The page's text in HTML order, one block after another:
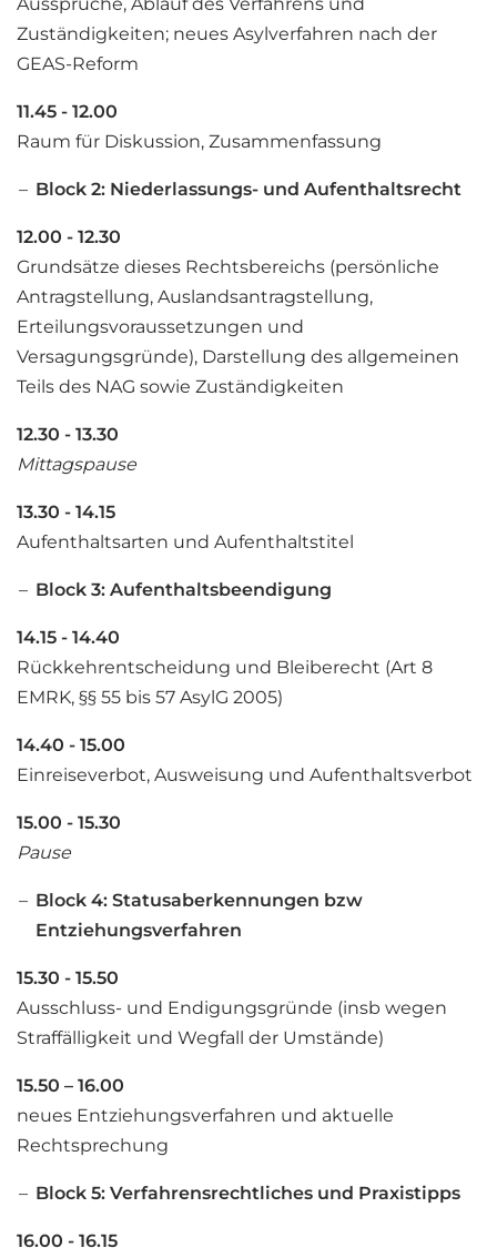
Zuständigkeiten; neues Asylverfahren nach der
GEAS-Reform
11.45 - 12.00
Raum für Diskussion, Zusammenfassung
Block 2: Niederlassungs- und Aufenthaltsrecht
12.00 - 12.30
Grundsätze dieses Rechtsbereichs (persönliche
Antragstellung, Auslandsantragstellung,
Erteilungsvoraussetzungen und
Versagungsgründe), Darstellung des allgemeinen
Teils des NAG sowie Zuständigkeiten
12.30 - 13.30
Mittagspause
13.30 - 14.15
Aufenthaltsarten und Aufenthaltstitel
Block 3: Aufenthaltsbeendigung
14.15 - 14.40
Rückkehrentscheidung und Bleiberecht (Art 8
EMRK, §§ 55 bis 57 AsylG 2005)
14.40 - 15.00
Einreiseverbot, Ausweisung und Aufenthaltsverbot
15.00 - 15.30
Pause
Block 4: Statusaberkennungen bzw
Entziehungsverfahren
15.30 - 15.50
Ausschluss- und Endigungsgründe (insb wegen
Straffälligkeit und Wegfall der Umstände)
15.50 – 16.00
neues Entziehungsverfahren und aktuelle
Rechtsprechung
Block 5: Verfahrensrechtliches und Praxistipps
16.00 - 16.15